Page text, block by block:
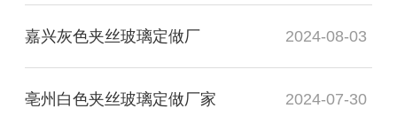
嘉兴灰色夹丝玻璃定做厂 2024-08-03
亳州白色夹丝玻璃定做厂家 2024-07-30